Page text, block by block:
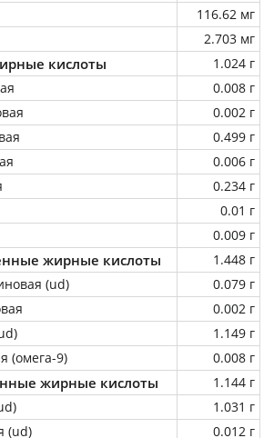
116.62 мг
2.703 мг
кислоты
1.024 г
0.008 г
0.002 г
0.499 г
0.006 г
0.234 г
0.01 г
0.009 г
жирные кислоты
1.448 г
(ud)
0.079 г
0.002 г
1.149 г
(омега-9)
0.008 г
жирные кислоты
1.144 г
1.031 г
(ud)
0.012 г